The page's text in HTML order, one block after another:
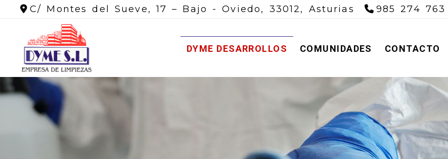
C/ Montes del Sueve, 17 – Bajo -Oviedo, 33012, Asturias 985 274 763
DYME DESARROLLOS COMUNIDADES CONTACTO